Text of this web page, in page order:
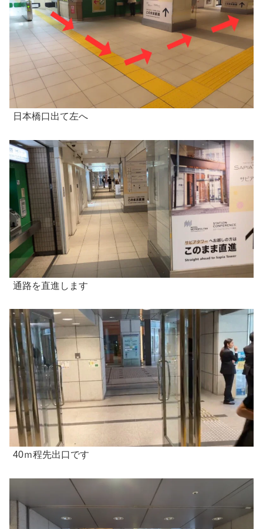
日本橋口出て左へ
通路を直進します
40ｍ程先出口です